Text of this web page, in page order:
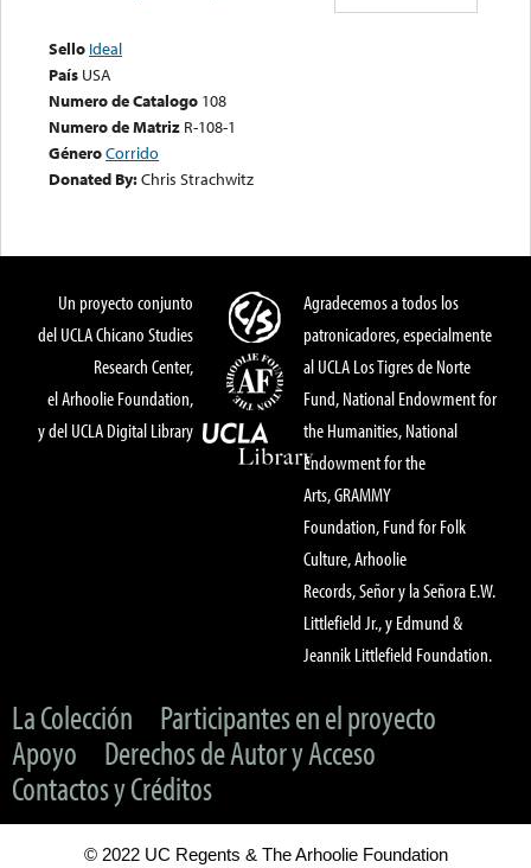
Sello Ideal
País USA
Numero de Catalogo 108
Numero de Matriz R-108-1
GéneroCorrido
Donated By:Chris Strachwitz
Un proyecto conjunto
del UCLA Chicano Studies
Research Center,
el Arhoolie Foundation,
y del UCLA Digital Library
Agradecemos a todos los
patronicadores, especialmente
al UCLA Los Tigres de Norte
Fund, National Endowment for
the Humanities, National
Endowment for the
Arts, GRAMMY
Foundation, Fund for Folk
Culture, Arhoolie
Records, Señor y la Señora E.W.
Littlefield Jr., y Edmund &
Jeannik Littlefield Foundation.
La Colección
Participantes en el proyecto
Apoyo
Derechos de Autor y Acceso
Contactos y Créditos
© 2022 UC Regents & The Arhoolie Foundation